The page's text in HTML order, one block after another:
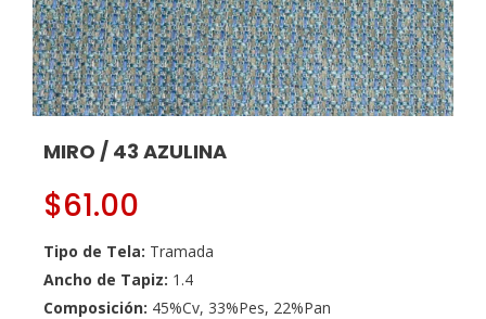
MIRO / 43 AZULINA
$61.00
Tipo de Tela: Tramada
Ancho de Tapiz: 1.4
Composición: 45%Cv, 33%Pes, 22%Pan